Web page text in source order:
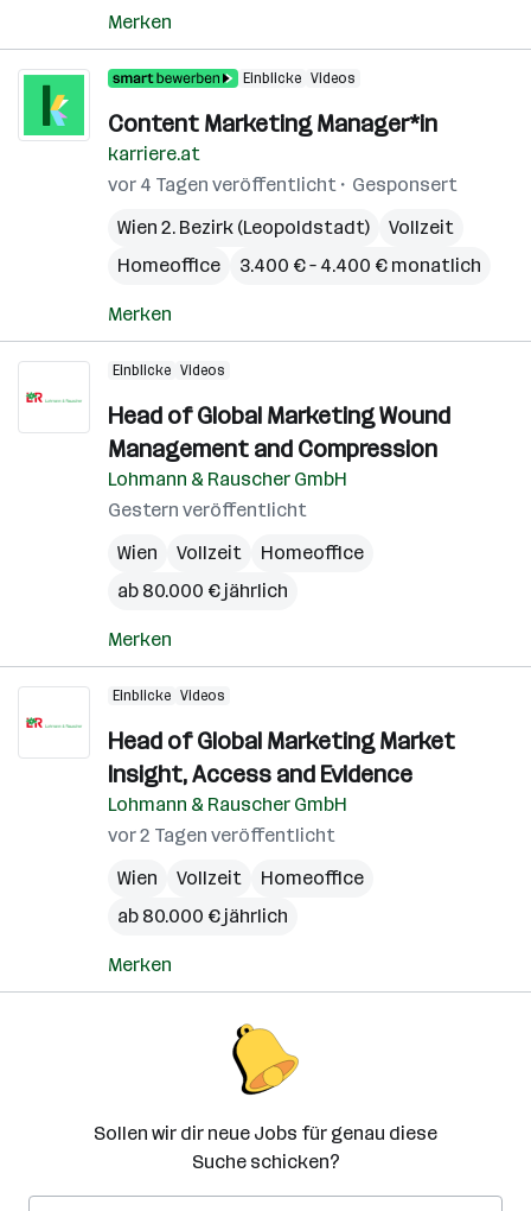
Merken
Einblicke Videos
Content Marketing Manager*in
karriere.at
vor 4 Tagen veröffentlicht
Gesponsert
Wien 2. Bezirk (Leopoldstadt)
Vollzeit
Homeoffice
3.400 € – 4.400 € monatlich
Merken
Einblicke Videos
Head of Global Marketing Wound
Management and Compression
Lohmann & Rauscher GmbH
Gestern veröffentlicht
Wien
Vollzeit
Homeoffice
ab 80.000 € jährlich
Merken
Einblicke Videos
Head of Global Marketing Market
Insight, Access and Evidence
Lohmann & Rauscher GmbH
vor 2 Tagen veröffentlicht
Wien
Vollzeit
Homeoffice
ab 80.000 € jährlich
Merken
Sollen wir dir neue Jobs für genau diese
Suche schicken?